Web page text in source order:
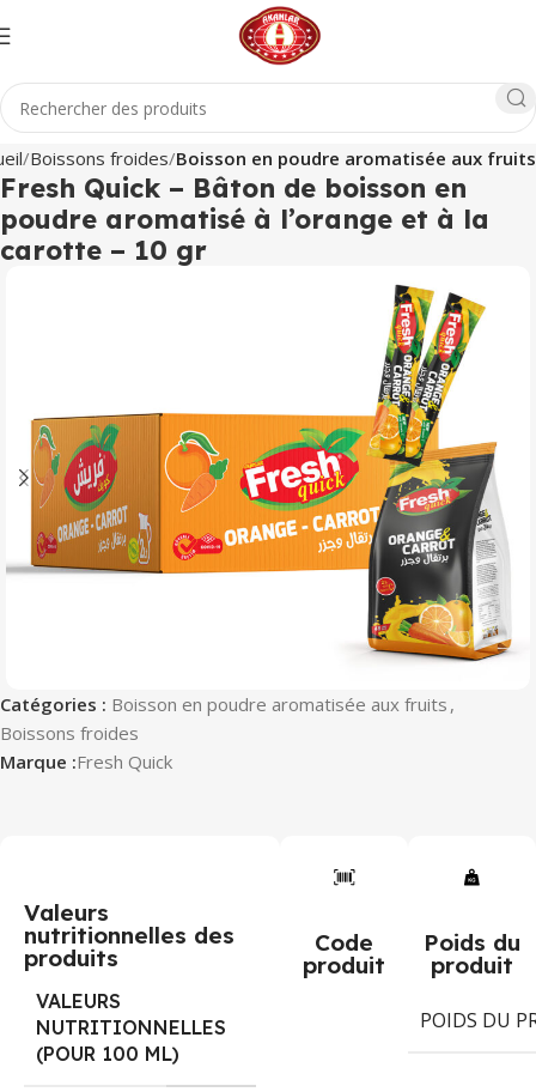
Boissons froides Boisson en poudre aromatisée aux fruits
Fresh Quick – Bâton de boisson en
poudre aromatisé à l’orange et à la
carotte – 10 gr
Catégories : Boisson en poudre aromatisée aux fruits ,
Boissons froides
Marque :Fresh Quick
Valeurs
nutritionnelles des
produits
VALEURS
NUTRITIONNELLES
(POUR 100 ML)
Code
produit
Poids du
produit
POIDS DU